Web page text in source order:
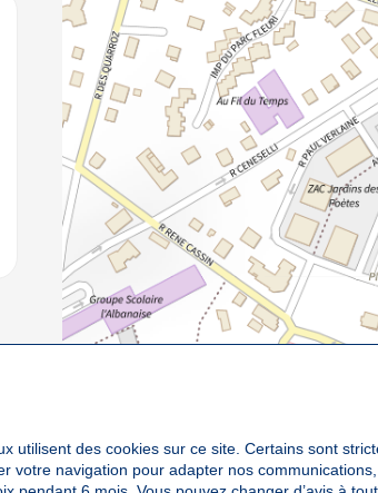
aux favoris
utilisent des cookies sur ce site. Certains sont
votre navigation pour adapter nos